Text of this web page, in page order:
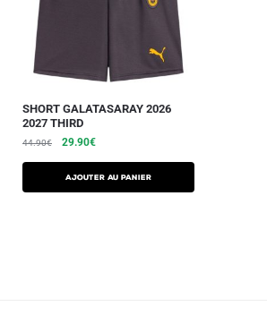
SHORT GALATASARAY 2026
2027 THIRD
44.90€ 29.90€
AJOUTER AU PANIER